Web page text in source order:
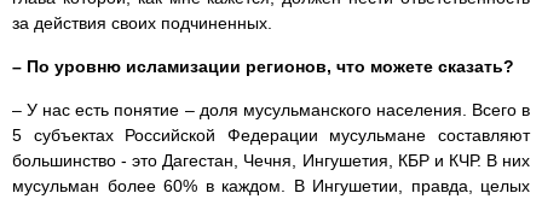
за действия своих подчиненных.
– По уровню исламизации регионов, что можете сказать?
– У нас есть понятие – доля мусульманского населения. Всего в
5 субъектах Российской Федерации мусульмане составляют
большинство - это Дагестан, Чечня, Ингушетия, КБР и КЧР. В них
мусульман более 60% в каждом. В Ингушетии, правда, целых